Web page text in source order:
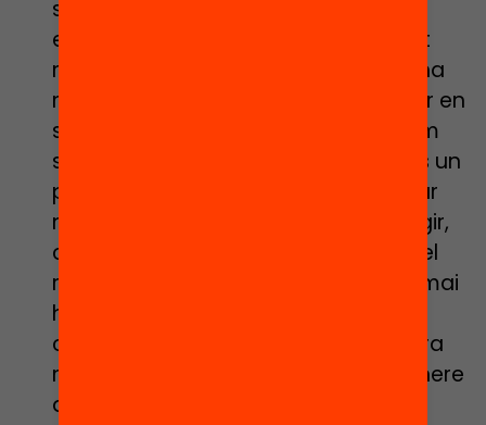
simultàniament per tal que la tasca
escolar sigui possible. Ara bé, durant
molt temps la funció de custòdia s’ha
menystingut, com si no tingués valor en
sí mateixa. Quantes vegades no hem
sentit la crítica de que l’escola no és un
pàrquing de criatures. Però custodiar
no significa aparcar, significa protegir,
cuidar, vetllar, emparar. I aquest és el
rol de la custòdia que ara més que mai
hem de reclamar. Perquè sense
custòdia escolar s’agreujaran encara
més les desigualtats socials i de gènere
que travessen les nostres societats.